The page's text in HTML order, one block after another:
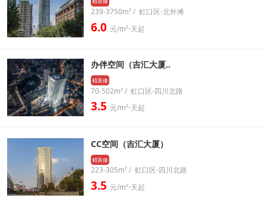
239-3750m² / 虹口区-北外滩
6.0 元/m²⋅天起
办伴空间（吉汇大厦..
精装修
70-502m² / 虹口区-四川北路
3.5 元/m²⋅天起
CC空间（吉汇大厦）
精装修
223-305m² / 虹口区-四川北路
3.5 元/m²⋅天起